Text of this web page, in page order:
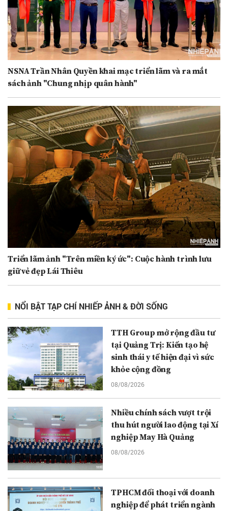
NSNA Trần Nhân Quyền khai mạc triển lãm và ra mắt
sách ảnh "Chung nhịp quân hành"
Triển lãm ảnh "Trên miền ký ức": Cuộc hành trình lưu
giữ vẻ đẹp Lái Thiêu
NỔI BẬT TẠP CHÍ NHIẾP ẢNH & ĐỜI SỐNG
TTH Group mở rộng đầu tư
tại Quảng Trị: Kiến tạo hệ
sinh thái y tế hiện đại vì sức
khỏe cộng đồng
08/08/2026
Nhiều chính sách vượt trội
thu hút người lao động tại Xí
nghiệp May Hà Quảng
08/08/2026
TPHCM đối thoại với doanh
nghiệp để phát triển ngành